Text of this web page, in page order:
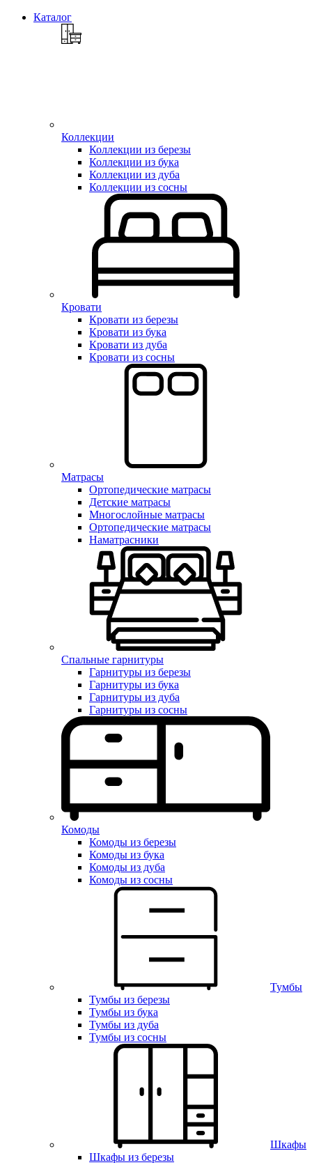
Каталог
Коллекции
Коллекции из березы
Коллекции из бука
Коллекции из дуба
Коллекции из сосны
Кровати
Кровати из березы
Кровати из бука
Кровати из дуба
Кровати из сосны
Матрасы
Ортопедические матрасы
Детские матрасы
Многослойные матрасы
Ортопедические матрасы
Наматрасники
Спальные гарнитуры
Гарнитуры из березы
Гарнитуры из бука
Гарнитуры из дуба
Гарнитуры из сосны
Комоды
Комоды из березы
Комоды из бука
Комоды из дуба
Комоды из сосны
Тумбы
Тумбы из березы
Тумбы из бука
Тумбы из дуба
Тумбы из сосны
Шкафы
Шкафы из березы